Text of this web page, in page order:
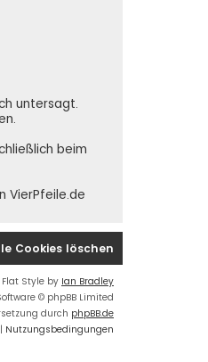
untersagt.
beim
VierPfeile.de
Cookies löschen
Flat Style by Ian Bradley
© phpBB Limited
durch phpBB.de
| Nutzungsbedingungen